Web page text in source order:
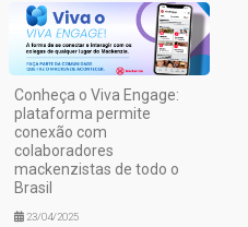
Conheça o Viva Engage:
plataforma permite
conexão com
colaboradores
mackenzistas de todo o
Brasil
23/04/2025